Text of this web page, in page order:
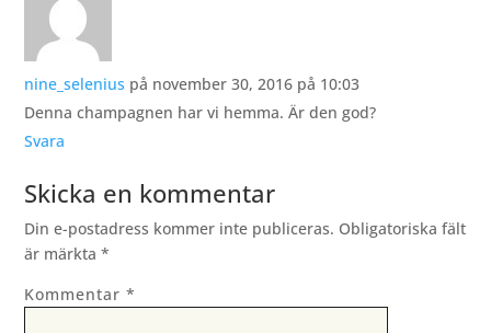
nine_selenius på november 30, 2016 på 10:03
Denna champagnen har vi hemma. Är den god?
Svara
Skicka en kommentar
Din e-postadress kommer inte publiceras. Obligatoriska fält
är märkta*
Kommentar*